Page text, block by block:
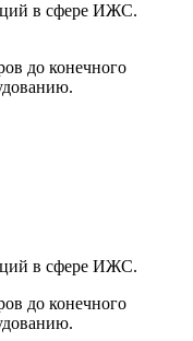
в сфере ИЖС.
до конечного
в сфере ИЖС.
до конечного